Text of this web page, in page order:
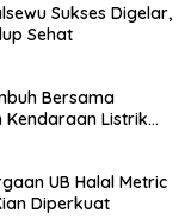
Sukses Digelar,
Sehat
Bersama
Kendaraan Listrik
UB Halal Metric
Diperkuat